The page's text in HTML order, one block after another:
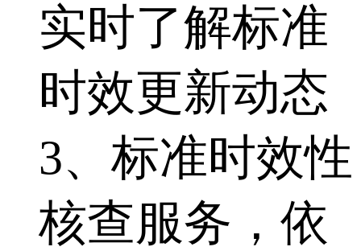
实时了解标准
时效更新动态
3、标准时效性
核查服务，依